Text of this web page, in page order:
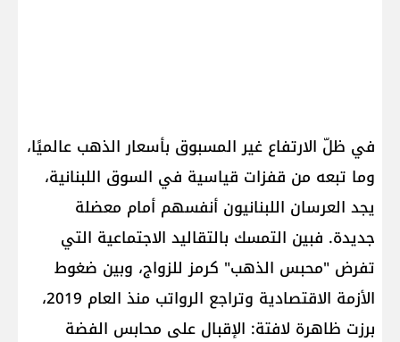
في ظلّ الارتفاع غير المسبوق بأسعار الذهب عالميًا،
وما تبعه من قفزات قياسية في السوق اللبنانية،
يجد العرسان اللبنانيون أنفسهم أمام معضلة
جديدة. فبين التمسك بالتقاليد الاجتماعية التي
تفرض "محبس الذهب" كرمز للزواج، وبين ضغوط
الأزمة الاقتصادية وتراجع الرواتب منذ العام 2019،
برزت ظاهرة لافتة: الإقبال على محابس الفضة